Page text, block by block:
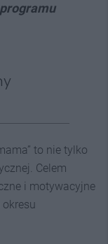
to nie tylko
Celem
i motywacyjne